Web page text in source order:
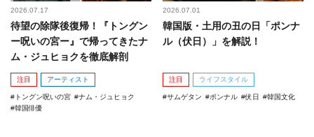
2026.07.17
待望の除隊後復帰！『トングン
ー呪いの宮ー』で帰ってきたナ
ム・ジュヒョクを徹底解剖
注目 アーティスト
トングン呪いの宮
ナム・ジュヒョク
韓国俳優
2026.07.01
韓国版・土用の丑の日「ポンナ
ル（伏日）」を解説！
注目 ライフスタイル
サムゲタン ポンナル 伏日 韓国文化